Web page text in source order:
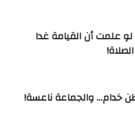
علمت أن القيامة غدا
خدام… والجماعة ناعسة!